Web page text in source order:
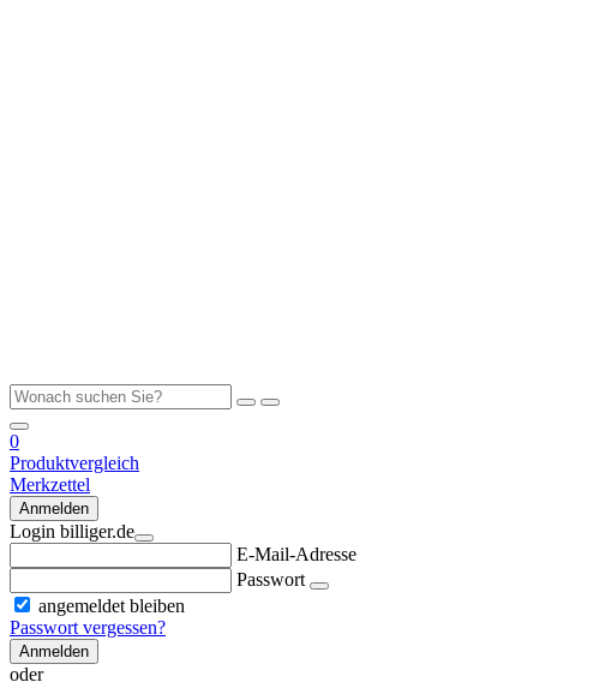
0
Produktvergleich
Merkzettel
Anmelden
Login billiger.de
E-Mail-Adresse
Passwort
angemeldet bleiben
Passwort vergessen?
Anmelden
oder